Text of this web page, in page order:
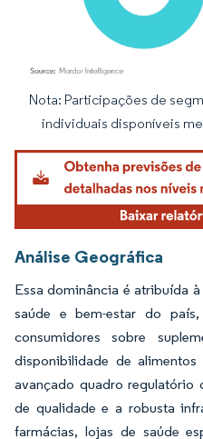
Imagem © Mordor Intelligence. O
Nota: Participações de
individuais disponíveis
Análise Geográfica
Essa dominância é atribuída
saúde e bem-estar do
consumidores sobre
disponibilidade de
avançado quadro regulatório
de qualidade e a robusta
farmácias, lojas de saúde